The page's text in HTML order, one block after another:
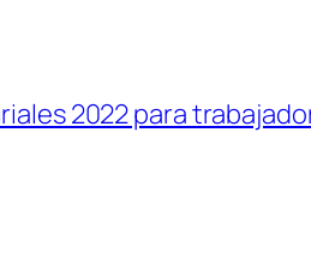
2022 para